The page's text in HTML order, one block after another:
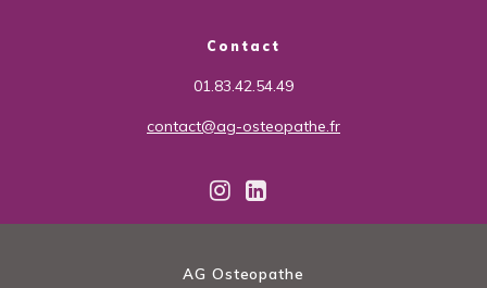
Contact
01.83.42.54.49
contact@ag-osteopathe.fr
AG Osteopathe